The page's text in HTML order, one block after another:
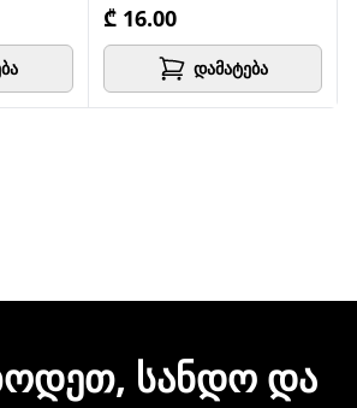
₾ 16.00
დამატება
ᲡᲐᲜᲓᲝ ᲓᲐ